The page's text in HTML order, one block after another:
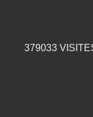
379033